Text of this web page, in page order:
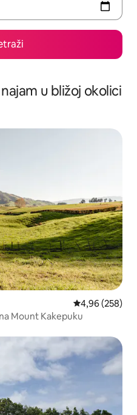
u bližoj okolici
Prosječna
4,96 (258)
Mount Kakepuku
„Odabrali gosti”